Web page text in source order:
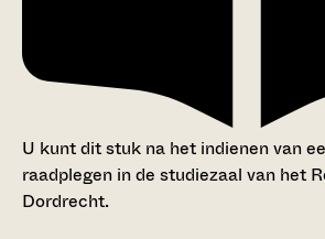
U kunt dit stuk na het indienen van
raadplegen in de studiezaal van het
Dordrecht.